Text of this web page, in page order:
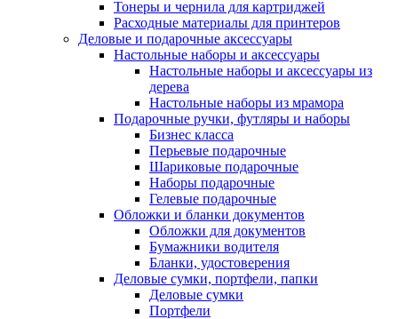
Тонеры и чернила для картриджей
Расходные материалы для принтеров
Деловые и подарочные аксессуары
Настольные наборы и аксессуары
Настольные наборы и аксессуары из
дерева
Настольные наборы из мрамора
Подарочные ручки, футляры и наборы
Бизнес класса
Перьевые подарочные
Шариковые подарочные
Наборы подарочные
Гелевые подарочные
Обложки и бланки документов
Обложки для документов
Бумажники водителя
Бланки, удостоверения
Деловые сумки, портфели, папки
Деловые сумки
Портфели